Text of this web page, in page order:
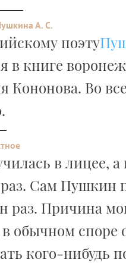
А. С.
поэту
в книге
Кононова. Во
в лицее, а
Сам Пушкин
раз. Причина
обычном споре
кого-нибудь